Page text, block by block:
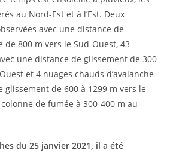
au Nord-Est et à l’Est. Deux
avec une distance de
800 m vers le Sud-Ouest, 43
une distance de glissement de 300
et 4 nuages ​​chauds d’avalanche
glissement de 600 à 1299 m vers le
de fumée à 300-400 m au-
du 25 janvier 2021, il a été